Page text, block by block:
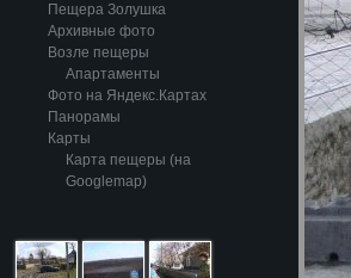
Пещера Золушка
Архивные фото
Возле пещеры
Апартаменты
Фото на Яндекс.Картах
Панорамы
Карты
Карта пещеры (на
Googlemap)